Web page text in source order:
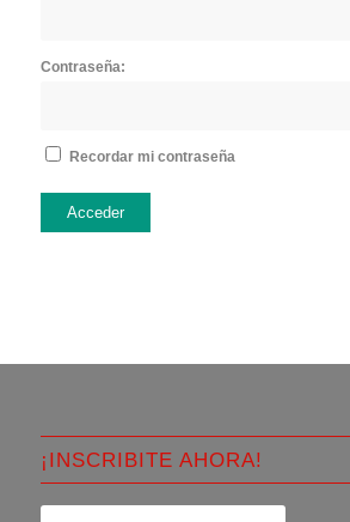
Contraseña:
Recordar mi contraseña
Acceder
¡INSCRIBITE AHORA!